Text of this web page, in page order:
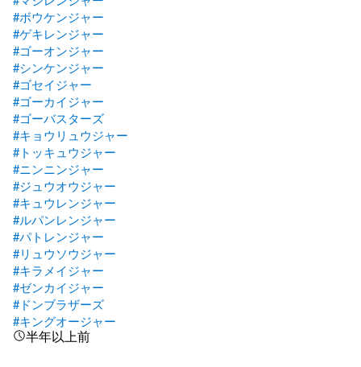
#ボウケンジャー
#ゲキレンジャー
#ゴーオンジャー
#シンケンジャー
#ゴセイジャー
#ゴーカイジャー
#ゴーバスターズ
#キョウリュウジャー
#トッキュウジャー
#ニンニンジャー
#ジュウオウジャー
#キュウレンジャー
#ルパンレンジャー
#パトレンジャー
#リュウソウジャー
#キラメイジャー
#ゼンカイジャー
#ドンブラザーズ
#キングオージャー
半年以上前